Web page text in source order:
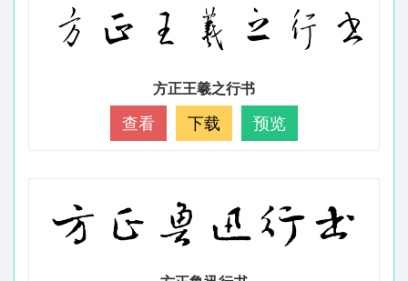
方正王羲之行书
查看 下载 预览